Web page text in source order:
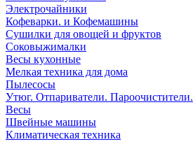
Электрочайники
Кофеварки. и Кофемашины
Сушилки для овощей и фруктов
Соковыжималки
Весы кухонные
Мелкая техника для дома
Пылесосы
Утюг. Отпариватели. Пароочистители.
Весы
Швейные машины
Климатическая техника